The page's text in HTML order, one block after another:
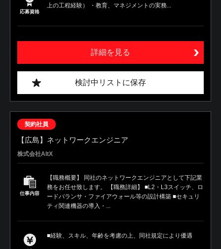
応募資格
上の工程経験） ・教育、マネジメントの実務...
詳細を見る
検討中リストに保存
契約社員
【広島】ネットワークエンジニア
株式会社AltX
仕事内容
【職務概要】 同社のネットワークエンジニアとして下記業
務をお任せ致します。 【職務詳細】 ■L2・L3スイッチ、ロ
ードバランサ・ファイアウォール等の設計構築 ■セキュリ
ティ関連機器の導入・...
■経験、スキル、年齢を考慮の上、同社規定により優遇